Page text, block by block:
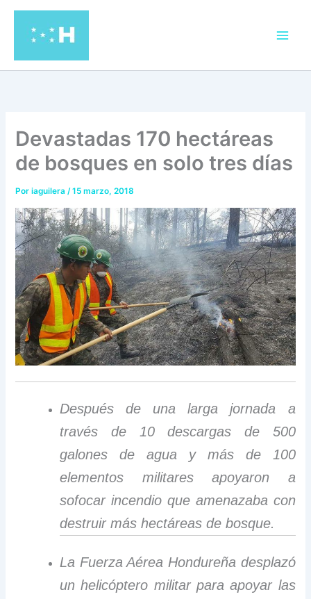
contenido
Devastadas 170 hectáreas
de bosques en solo tres días
Poriaguilera/15 marzo, 2018
Después de una larga jornada a
través de 10 descargas de 500
galones de agua y más de 100
elementos militares apoyaron a
sofocar incendio que amenazaba con
destruir más hectáreas de bosque.
La Fuerza Aérea Hondureña desplazó
un helicóptero militar para apoyar las